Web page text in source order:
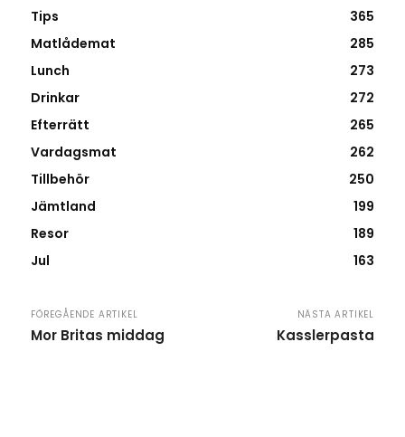
Tips
365
Matlådemat
285
Lunch
273
Drinkar
272
Efterrätt
265
Vardagsmat
262
Tillbehör
250
Jämtland
199
Resor
189
Jul
163
FÖREGÅENDE ARTIKEL
Mor Britas middag
NÄSTA ARTIKEL
Kasslerpasta